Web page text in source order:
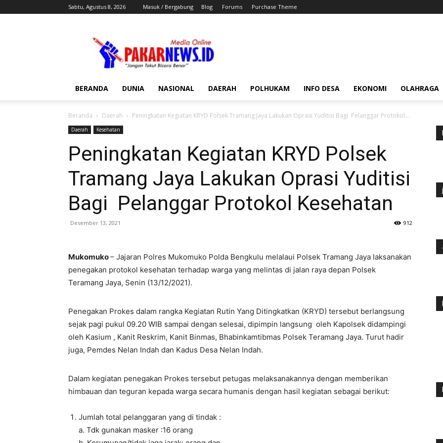
Sabtu, Agustus 8, 2026 Masuk / Bergabung Blog Forums Purchase Theme
BERANDA DUNIA NASIONAL DAERAH POLHUKAM INFO DESA EKONOMI OLAHRAGA
Beranda Daerah Peningkatan Kegiatan KRYD Polsek Tramang Jaya Lakukan Oprasi Yuditisi Bagi Pelanggar Protokol...
Daerah Kesehatan
Peningkatan Kegiatan KRYD Polsek
Tramang Jaya Lakukan Oprasi Yuditisi
Bagi Pelanggar Protokol Kesehatan
Desember 13, 2021 912
Mukomuko– Jajaran Polres Mukomuko Polda Bengkulu melalaui Polsek Tramang Jaya laksanakan
penegakan protokol kesehatan terhadap warga yang melintas di jalan raya depan Polsek
Teramang Jaya, Senin (13/12/2021).
Penegakan Prokes dalam rangka Kegiatan Rutin Yang Ditingkatkan (KRYD) tersebut berlangsung
sejak pagi pukul 09.20 WIB sampai dengan selesai, dipimpin langsung oleh Kapolsek didampingi
oleh Kasium , Kanit Reskrim, Kanit Binmas, Bhabinkamtibmas Polsek Teramang Jaya. Turut hadir
juga, Pemdes Nelan Indah dan Kadus Desa Nelan Indah.
Dalam kegiatan penegakan Prokes tersebut petugas melaksanakannya dengan memberikan
himbauan dan teguran kepada warga secara humanis dengan hasil kegiatan sebagai berikut:
Jumlah total pelanggaran yang di tindak :
a. Tdk gunakan masker :16 orang